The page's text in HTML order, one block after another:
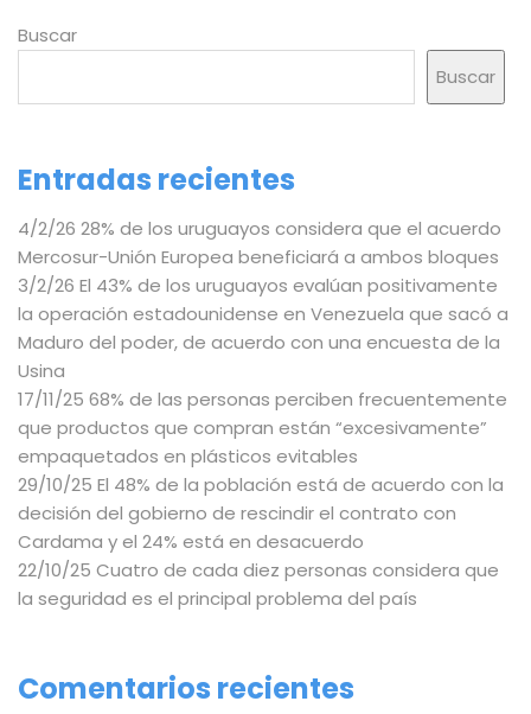
Buscar
Buscar
Entradas recientes
4/2/26 28% de los uruguayos considera que el acuerdo
Mercosur-Unión Europea beneficiará a ambos bloques
3/2/26 El 43% de los uruguayos evalúan positivamente
la operación estadounidense en Venezuela que sacó a
Maduro del poder, de acuerdo con una encuesta de la
Usina
17/11/25 68% de las personas perciben frecuentemente
que productos que compran están “excesivamente”
empaquetados en plásticos evitables
29/10/25 El 48% de la población está de acuerdo con la
decisión del gobierno de rescindir el contrato con
Cardama y el 24% está en desacuerdo
22/10/25 Cuatro de cada diez personas considera que
la seguridad es el principal problema del país
Comentarios recientes